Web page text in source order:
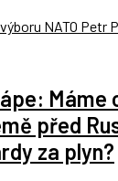
Máme
před
za plyn?